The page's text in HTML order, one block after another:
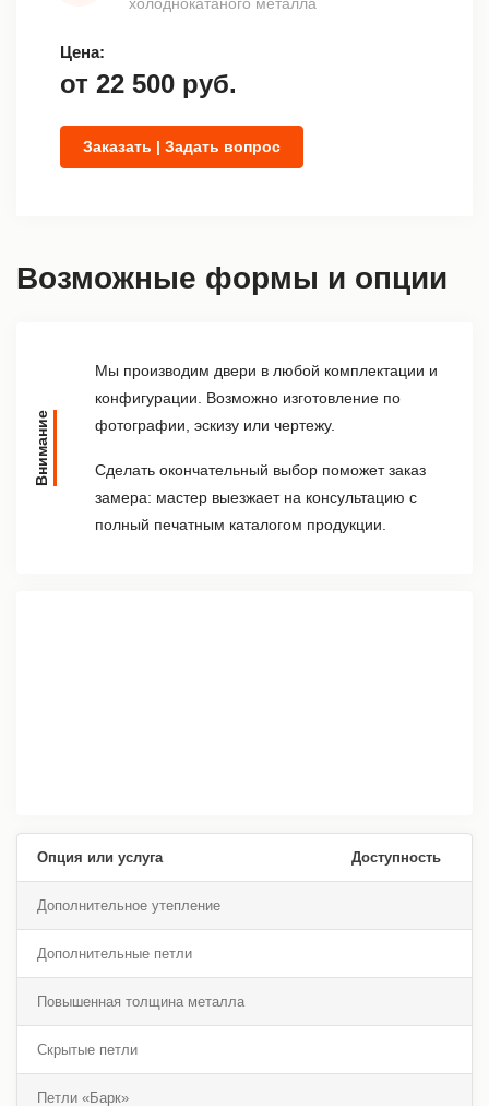
Цена:
от 22 500 руб.
Заказать | Задать вопрос
Возможные формы и опции
Внимание
Мы производим двери в любой комплектации и
конфигурации. Возможно изготовление по
фотографии, эскизу или чертежу.
Сделать окончательный выбор поможет заказ
замера: мастер выезжает на консультацию с
полный печатным каталогом продукции.
Опция или услуга Доступность
Дополнительное утепление
Дополнительные петли
Повышенная толщина металла
Скрытые петли
Петли «Барк»